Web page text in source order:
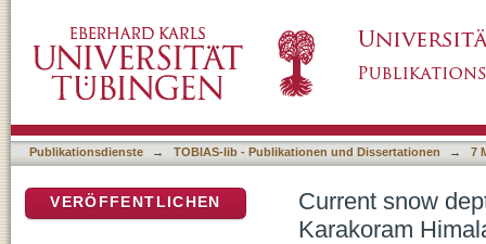
from CMIP5 Global Climate Models
Publikationsdienste → TOBIAS-lib - Publikationen und Dissertationen → 7
Current snow
Karakoram
VERÖFFENTLICHEN